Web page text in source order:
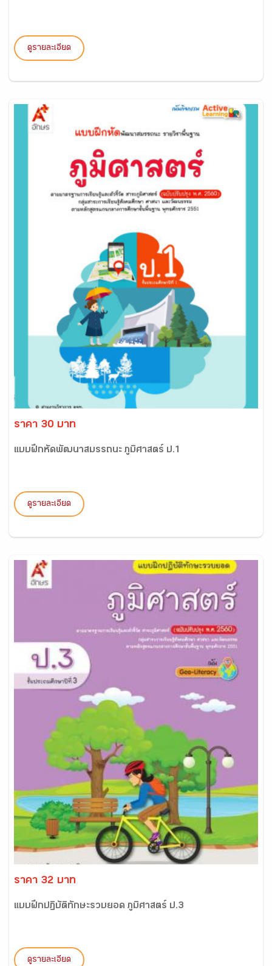
ดูรายละเอียด
ราคา 30 บาท
แบบฝึกหัดพัฒนาสมรรถนะ ภูมิศาสตร์ ป.1
ดูรายละเอียด
ราคา 32 บาท
แบบฝึกปฏิบัติทักษะรวบยอด ภูมิศาสตร์ ป.3
ดูรายละเอียด